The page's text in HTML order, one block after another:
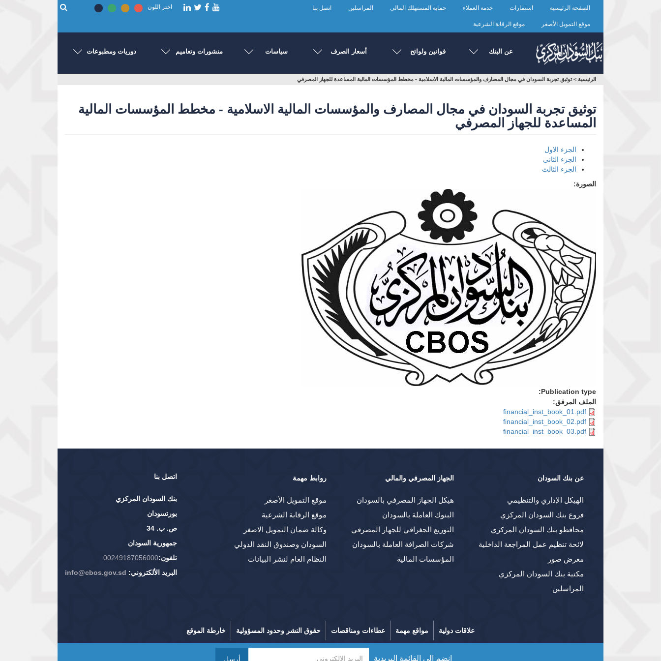
الصفحة الرئيسية استمارات خدمة العملاء حماية المستهلك المالي المراسلين اتصل بنا
موقع التمويل الأصغر موقع الرقابة الشرعية
اختر اللون
عن البنك قوانين ولوائح أسعار الصرف سياسات منشورات وتعاميم دوريات ومطبوعات
أنت
الرئيسية > توثيق تجربة السودان في مجال المصارف والمؤسسات المالية الاسلامية - مخطط المؤسسات المالية المساعدة للجهاز المصرفي
توثيق تجربة السودان في مجال المصارف والمؤسسات المالية الاسلامية - مخطط المؤسسات المالية
المساعدة للجهاز المصرفي
الجزء الاول
الجزء الثاني
الجزء الثالث
الصورة:
Publication type:
الملف المرفق:
financial_inst_book_01.pdf
financial_inst_book_02.pdf
financial_inst_book_03.pdf
اتصل بنا
بنك السودان المركزي
بورتسودان
ص. ب. 34
جمهورية السودان
تلفون:00249187056000
البريد الألكتروني: info@cbos.gov.sd
عن بنك السودان
الهيكل الإداري والتنظيمي
فروع بنك السودان المركزي
محافظو بنك السودان المركزي
لائحة تنظيم عمل المراجعة الداخلية
معرض صور
مكتبة بنك السودان المركزي
المراسلين
الجهاز المصرفي والمالي
هيكل الجهاز المصرفي بالسودان
البنوك العاملة بالسودان
التوزيع الجغرافي للجهاز المصرفي
شركات الصرافة العاملة بالسودان
المؤسسات المالية
روابط مهمة
موقع التمويل الأصغر
موقع الرقابة الشرعية
وكالة ضمان التمويل الاصغر
السودان وصندوق النقد الدولي
النظام العام لنشر البيانات
خارطة الموقع حقوق النشر وحدود المسؤولية عطاءات ومناقصات مواقع مهمة علاقات دولية
انضم إلى القائمة البريدية أرسل